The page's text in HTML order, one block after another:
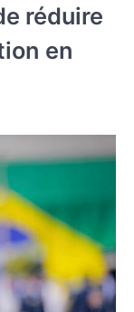
réduire
en